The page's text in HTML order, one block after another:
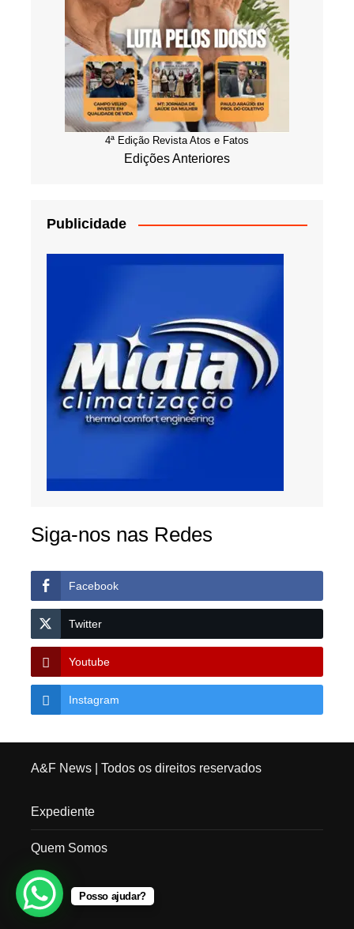
4ª Edição Revista Atos e Fatos
Edições Anteriores
Publicidade
Siga-nos nas Redes
Facebook
Twitter
Youtube
Instagram
A&F News| Todos os direitos reservados
Expediente
Quem Somos
Posso ajudar?